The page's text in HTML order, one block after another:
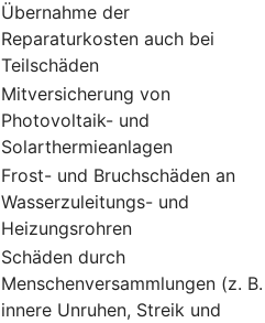
Übernahme der
Reparaturkosten auch bei
Teilschäden
Mitversicherung von
Photovoltaik- und
Solarthermieanlagen
Frost- und Bruchschäden an
Wasserzuleitungs- und
Heizungsrohren
Schäden durch
Menschenversammlungen (z. B.
innere Unruhen, Streik und